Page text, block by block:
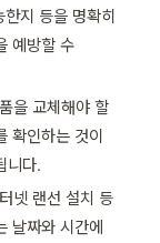
지 등을 명확히
예방할 수
을 교체해야 할
확인하는 것이
니다.
넷 랜선 설치 등
날짜와 시간에